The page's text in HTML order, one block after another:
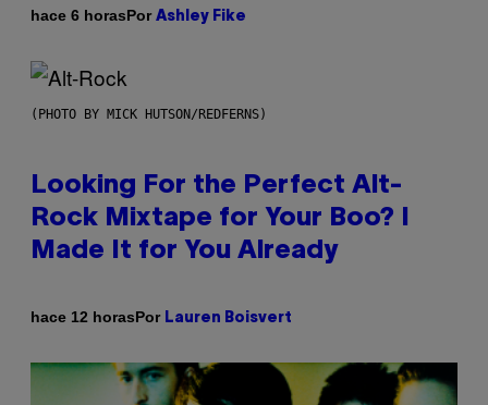
hace 6 horasPor Ashley Fike
(PHOTO BY MICK HUTSON/REDFERNS)
Looking For the Perfect Alt-
Rock Mixtape for Your Boo? I
Made It for You Already
hace 12 horasPor Lauren Boisvert